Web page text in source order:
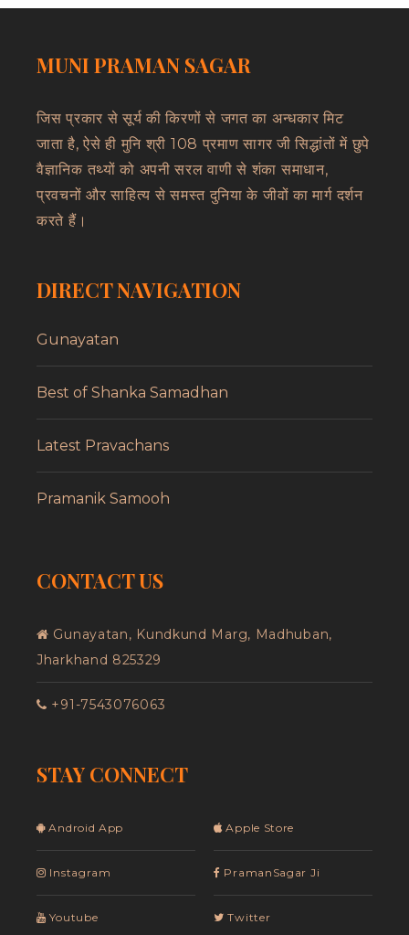
MUNI PRAMAN SAGAR
जिस प्रकार से सूर्य की किरणों से जगत का अन्धकार मिट
जाता है, ऐसे ही मुनि श्री 108 प्रमाण सागर जी सिद्धांतों में छुपे
वैज्ञानिक तथ्यों को अपनी सरल वाणी से शंका समाधान,
प्रवचनों और साहित्य से समस्त दुनिया के जीवों का मार्ग दर्शन
करते हैं।
DIRECT NAVIGATION
Gunayatan
Best of Shanka Samadhan
Latest Pravachans
Pramanik Samooh
CONTACT US
Gunayatan, Kundkund Marg, Madhuban,
Jharkhand 825329
+91-7543076063
STAY CONNECT
Android App
Instagram
Youtube
Apple Store
PramanSagar Ji
Twitter